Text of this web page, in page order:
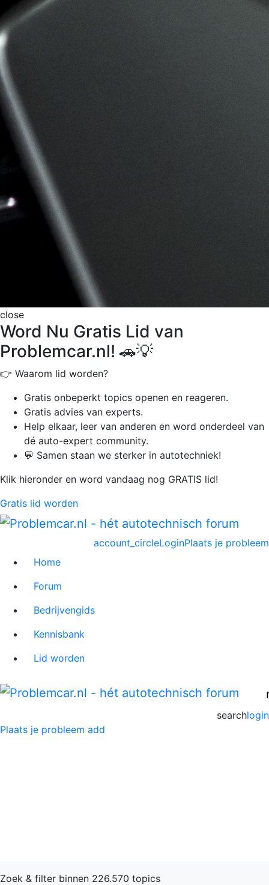
close
Word Nu Gratis Lid van
Problemcar.nl! 🚗💡
👉 Waarom lid worden?
Gratis onbeperkt topics openen en reageren.
Gratis advies van experts.
Help elkaar, leer van anderen en word onderdeel van
dé auto-expert community.
💬 Samen staan we sterker in autotechniek!
Klik hieronder en word vandaag nog GRATIS lid!
Gratis lid worden
Plaats je probleem
account_circleLogin
Home
Forum
Bedrijvengids
Kennisbank
Lid worden
login
search
Plaats je probleem add
Zoek & filter binnen 226.570 topics